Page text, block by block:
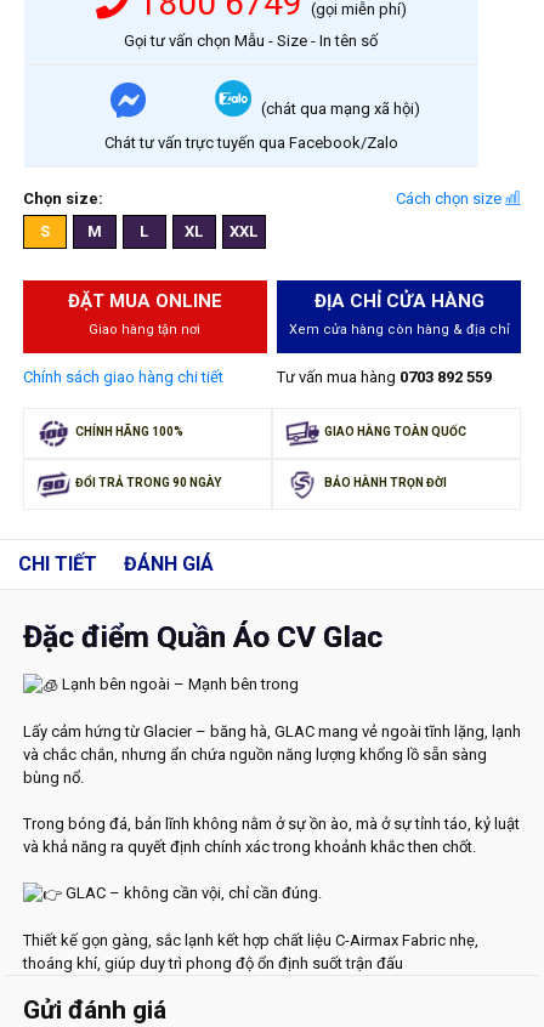
(gọi miễn phí)
Gọi tư vấn chọn Mẫu - Size - In tên số
(chát qua mạng xã hội)
Chát tư vấn trực tuyến qua Facebook/Zalo
Chọn size:
Cách chọn size
S
M L XL XXL
ĐẶT MUA ONLINE
Giao hàng tận nơi
Chính sách giao hàng chi tiết
ĐỊA CHỈ CỬA HÀNG
Xem cửa hàng còn hàng & địa chỉ
Tư vấn mua hàng 0703 892 559
CHÍNH HÃNG 100% GIAO HÀNG TOÀN QUỐC
ĐỔI TRẢ TRONG 90 NGÀY BẢO HÀNH TRỌN ĐỜI
CHI TIẾT ĐÁNH GIÁ
Đặc điểm Quần Áo CV Glac
Lạnh bên ngoài – Mạnh bên trong
Lấy cảm hứng từ Glacier – băng hà, GLAC mang vẻ ngoài tĩnh lặng, lạnh
và chắc chắn, nhưng ẩn chứa nguồn năng lượng khổng lồ sẵn sàng
bùng nổ.
Trong bóng đá, bản lĩnh không nằm ở sự ồn ào, mà ở sự tỉnh táo, kỷ luật
và khả năng ra quyết định chính xác trong khoảnh khắc then chốt.
GLAC – không cần vội, chỉ cần đúng.
Thiết kế gọn gàng, sắc lạnh kết hợp chất liệu C-Airmax Fabric nhẹ,
thoáng khí, giúp duy trì phong độ ổn định suốt trận đấu
Gửi đánh giá